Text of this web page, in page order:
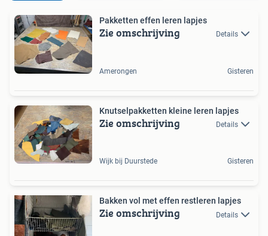
Pakketten effen leren lapjes
Zie omschrijving Details
Amerongen Gisteren
Knutselpakketten kleine leren lapjes
Zie omschrijving Details
Wijk bij Duurstede Gisteren
Bakken vol met effen restleren lapjes
Zie omschrijving Details